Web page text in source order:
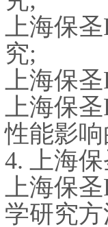
上海保
究;
上海保
上海保
性能影
4. 上海
上海保
学研究